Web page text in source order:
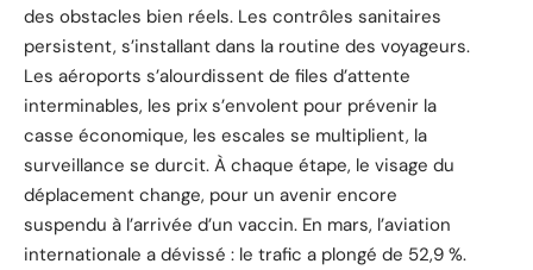
des obstacles bien réels. Les contrôles sanitaires
persistent, s’installant dans la routine des voyageurs.
Les aéroports s’alourdissent de files d’attente
interminables, les prix s’envolent pour prévenir la
casse économique, les escales se multiplient, la
surveillance se durcit. À chaque étape, le visage du
déplacement change, pour un avenir encore
suspendu à l’arrivée d’un vaccin. En mars, l’aviation
internationale a dévissé : le trafic a plongé de 52,9 %.